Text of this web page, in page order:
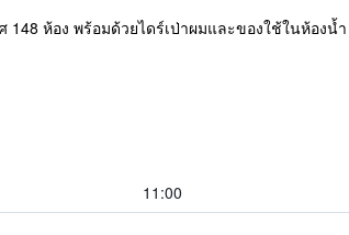
ห้อง พร้อมด้วยไดร์เป่าผมและของใช้ในห้องน้ำ
11:00